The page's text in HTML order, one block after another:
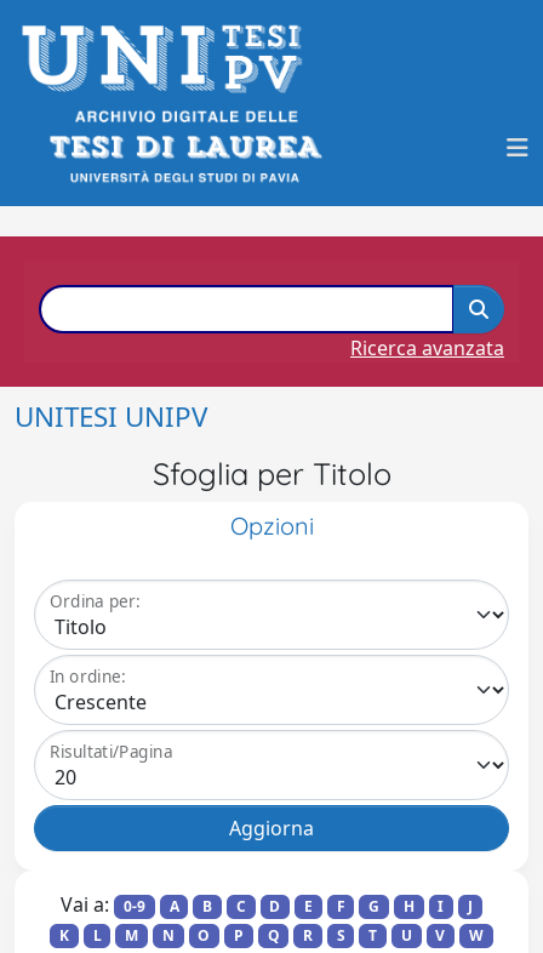
Ricerca avanzata
UNITESI UNIPV
Sfoglia per Titolo
Opzioni
Ordina per:
In ordine:
Risultati/Pagina
Vai a: 0-9 A B C D E F G H I
J
K
L M N O P Q R S T U V
W